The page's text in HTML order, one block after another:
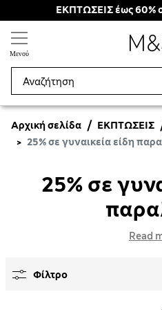
ΕΚΠΤΩΣΕΙΣ έως 60%
Μενού
Αρχική σελίδα ΕΚΠΤΩΣΕΙΣ
25% σε γυναικεία είδη
25% σε
Read
Φίλτρο